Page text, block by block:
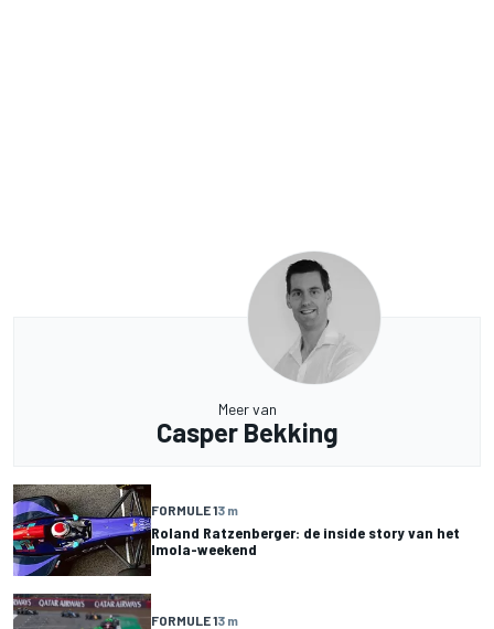
Meer van
Casper Bekking
FORMULE 13 m
Roland Ratzenberger: de inside story van het
Imola-weekend
FORMULE 13 m